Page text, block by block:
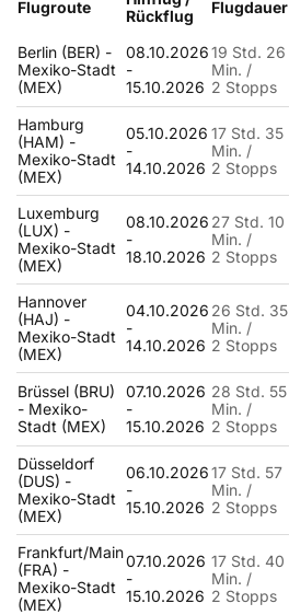
Flugroute
Rückflug
Flugdauer
Berlin (BER) -
Mexiko-Stadt
(MEX)
08.10.2026
-
15.10.2026
19 Std. 26
Min. /
2 Stopps
Hamburg
(HAM) -
Mexiko-Stadt
(MEX)
05.10.2026
-
14.10.2026
17 Std. 35
Min. /
2 Stopps
Luxemburg
(LUX) -
Mexiko-Stadt
(MEX)
08.10.2026
-
18.10.2026
27 Std. 10
Min. /
2 Stopps
Hannover
(HAJ) -
Mexiko-Stadt
(MEX)
04.10.2026
-
14.10.2026
26 Std. 35
Min. /
2 Stopps
Brüssel (BRU)
- Mexiko-
Stadt (MEX)
07.10.2026
-
15.10.2026
28 Std. 55
Min. /
2 Stopps
Düsseldorf
(DUS) -
Mexiko-Stadt
(MEX)
06.10.2026
-
15.10.2026
17 Std. 57
Min. /
2 Stopps
Frankfurt/Main
(FRA) -
Mexiko-Stadt
(MEX)
07.10.2026
-
15.10.2026
17 Std. 40
Min. /
2 Stopps